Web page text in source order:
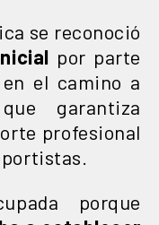
se reconoció
por parte
el camino a
garantiza
profesional
porque